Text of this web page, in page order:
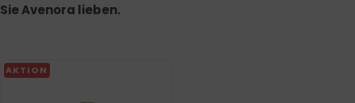
Sie Avenora lieben.
AKTION